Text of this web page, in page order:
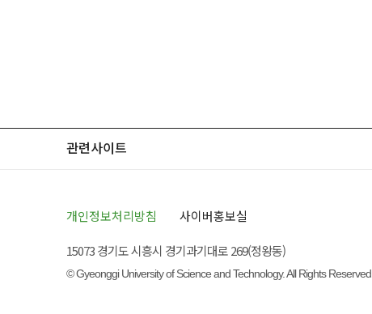
관련사이트
개인정보처리방침 사이버홍보실
15073 경기도 시흥시 경기과기대로 269(정왕동)
© Gyeonggi University of Science and Technology. All Rights Reserved